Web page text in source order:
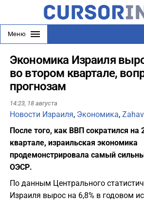
Меню
Экономика Израиля
во втором квартале,
прогнозам
14:23, 18 августа
Новости Израиля, Экономика, Zahav
После того, как ВВП сократился на
квартале, израильская экономика
продемонстрировала самый
ОЭСР.
По данным Центрального
Израиля вырос на 6,8% в годовом